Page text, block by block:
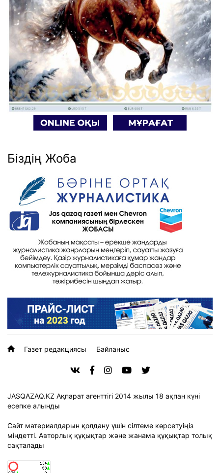
Біздің Жоба
Газет редакциясы Байланыс
JASQAZAQ.KZ Ақпарат агенттігі 2014 жылы 18 ақпан күні
есепке алынды
Сайт материалдарын қолдану үшін сілтеме көрсетуіңіз
міндетті. Авторлық құқықтар және жанама құқықтар толық
сақталады